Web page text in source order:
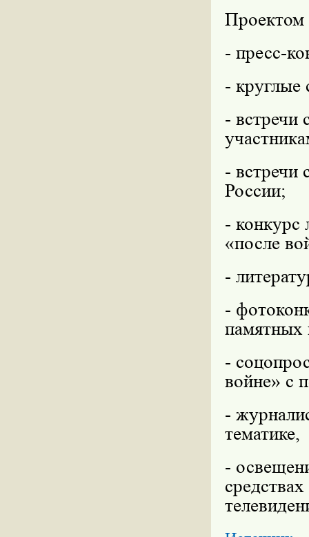
Проектом
- пресс-
- круглые
- встречи
- встречи
России;
- конкурс
«после
-
-
памятных
-
войне» с
-
тематике,
-